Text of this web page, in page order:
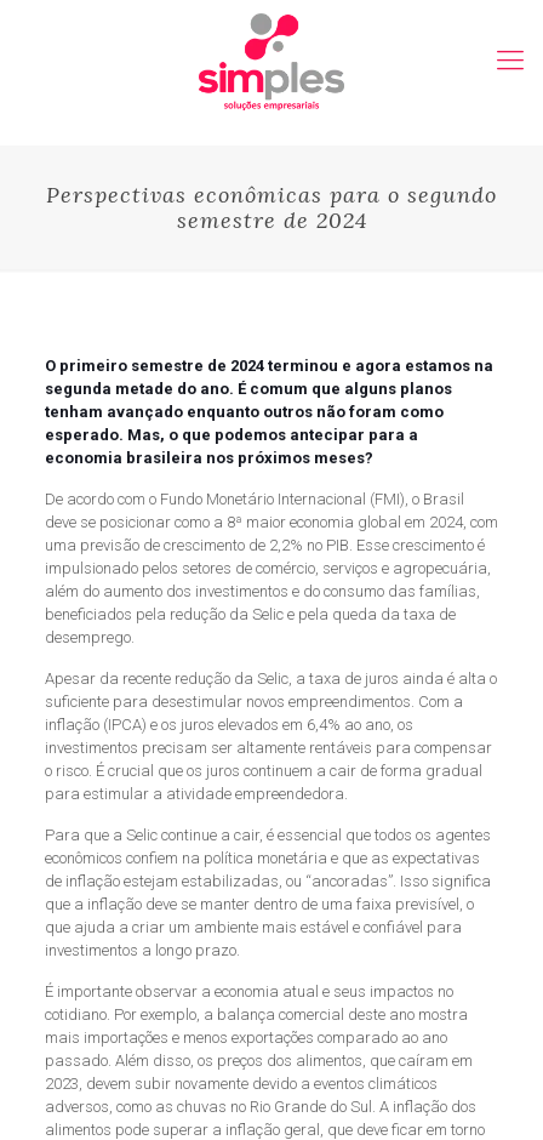
Perspectivas econômicas para o segundo
semestre de 2024
O primeiro semestre de 2024 terminou e agora estamos na
segunda metade do ano. É comum que alguns planos
tenham avançado enquanto outros não foram como
esperado. Mas, o que podemos antecipar para a
economia brasileira nos próximos meses?
De acordo com o Fundo Monetário Internacional (FMI), o Brasil
deve se posicionar como a 8ª maior economia global em 2024, com
uma previsão de crescimento de 2,2% no PIB. Esse crescimento é
impulsionado pelos setores de comércio, serviços e agropecuária,
além do aumento dos investimentos e do consumo das famílias,
beneficiados pela redução da Selic e pela queda da taxa de
desemprego.
Apesar da recente redução da Selic, a taxa de juros ainda é alta o
suficiente para desestimular novos empreendimentos. Com a
inflação (IPCA) e os juros elevados em 6,4% ao ano, os
investimentos precisam ser altamente rentáveis para compensar
o risco. É crucial que os juros continuem a cair de forma gradual
para estimular a atividade empreendedora.
Para que a Selic continue a cair, é essencial que todos os agentes
econômicos confiem na política monetária e que as expectativas
de inflação estejam estabilizadas, ou “ancoradas”. Isso significa
que a inflação deve se manter dentro de uma faixa previsível, o
que ajuda a criar um ambiente mais estável e confiável para
investimentos a longo prazo.
É importante observar a economia atual e seus impactos no
cotidiano. Por exemplo, a balança comercial deste ano mostra
mais importações e menos exportações comparado ao ano
passado. Além disso, os preços dos alimentos, que caíram em
2023, devem subir novamente devido a eventos climáticos
adversos, como as chuvas no Rio Grande do Sul. A inflação dos
alimentos pode superar a inflação geral, que deve ficar em torno